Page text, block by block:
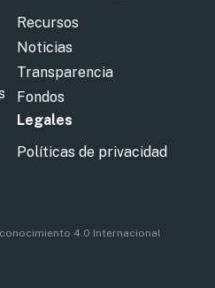
Recursos
Noticias
Transparencia
Fondos
Legales
Políticas de privacidad
4.0 Internacional